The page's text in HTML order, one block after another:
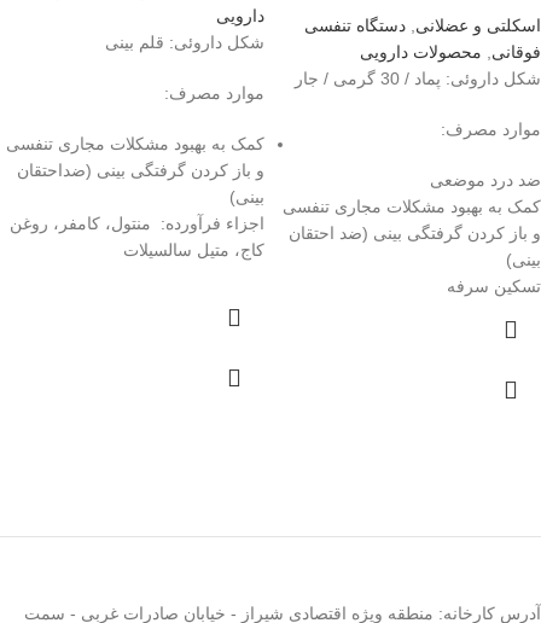
اسکلتی و عضلانی دستگاه تنفسی
فوقانی
محصولات دارویی
شکل داروئی: پماد / 30 گرمی / جار
موارد مصرف:
ضد درد موضعی
کمک به بهبود مشکلات مجاری تنفسی
و باز کردن گرفتگی بينی (ضد احتقان
بینی)
تسکین سرفه
دارویی
شکل داروئی: قلم بینی
موارد مصرف:
کمک به بهبود مشکلات مجاری تنفسی
و باز کردن گرفتگی بينی (ضداحتقان
بینی)
اجزاء فرآورده: منتول، کامفر، روغن
کاج، متیل سالسیلات
آدرس کارخانه: منطقه ویژه اقتصادی شیراز - خیابان صادرات غربی - سمت